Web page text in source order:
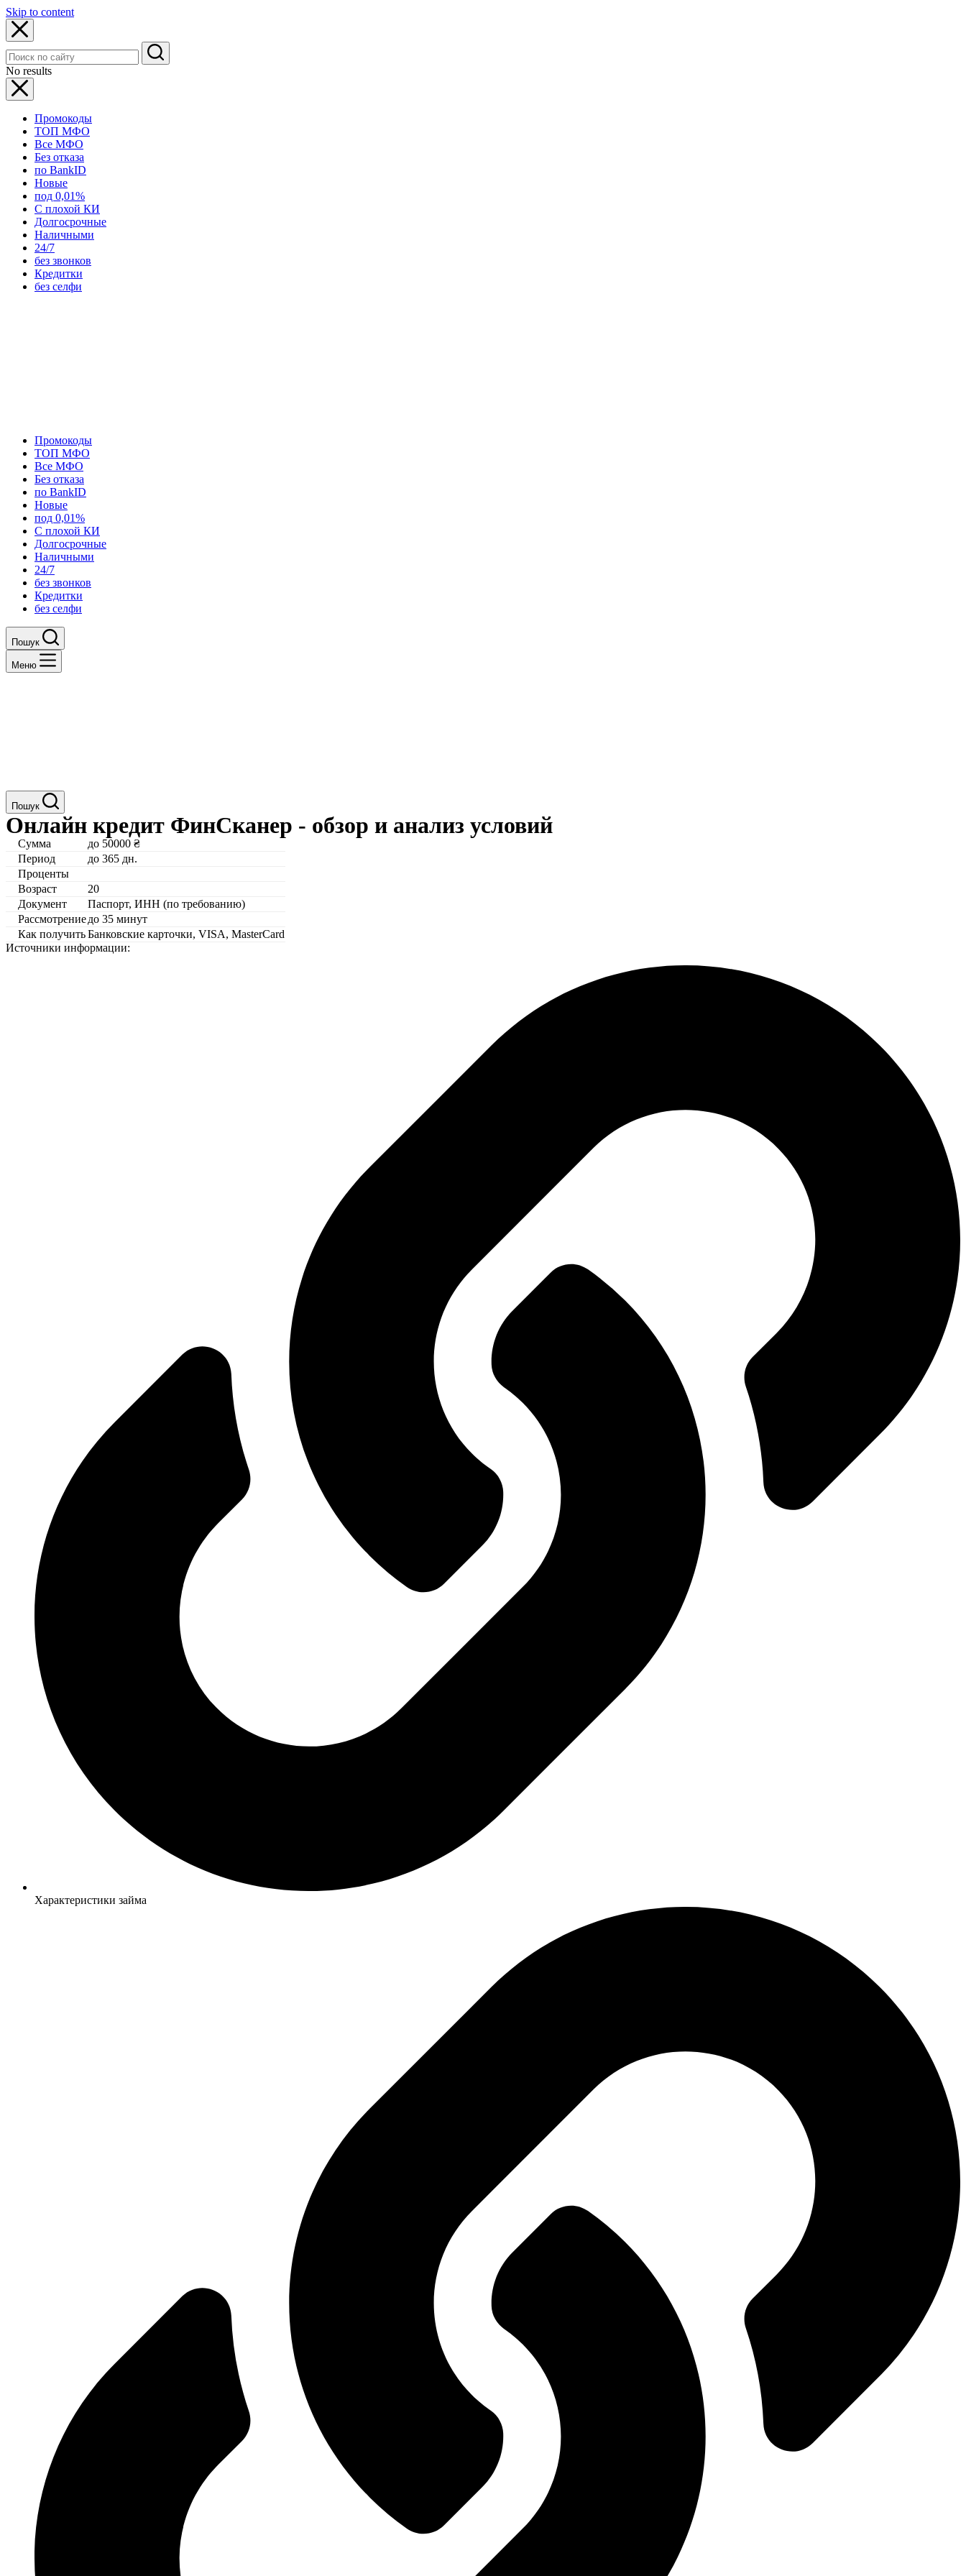
Skip to content
No results
Промокоды
ТОП МФО
Все МФО
Без отказа
по BankID
Новые
под 0,01%
С плохой КИ
Долгосрочные
Наличными
24/7
без звонков
Кредитки
без селфи
Промокоды
ТОП МФО
Все МФО
Без отказа
по BankID
Новые
под 0,01%
С плохой КИ
Долгосрочные
Наличными
24/7
без звонков
Кредитки
без селфи
Пошук
Меню
Пошук
Онлайн кредит ФинСканер - обзор и анализ условий
Сумма
до 50000 ₴
Период
до 365 дн.
Проценты
Возраст
20
Документ
Паспорт, ИНН (по требованию)
Рассмотрениедо 35 минут
Как получитьБанковские карточки, VISA, MasterCard
Источники информации:
Характеристики займа